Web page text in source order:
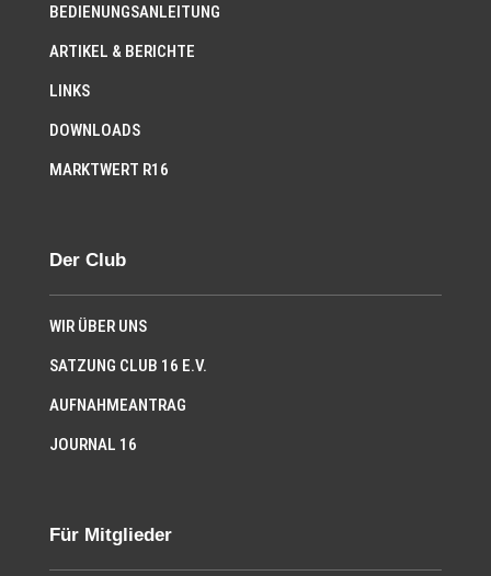
BEDIENUNGSANLEITUNG
ARTIKEL & BERICHTE
LINKS
DOWNLOADS
MARKTWERT R16
Der Club
WIR ÜBER UNS
SATZUNG CLUB 16 E.V.
AUFNAHMEANTRAG
JOURNAL 16
Für Mitglieder